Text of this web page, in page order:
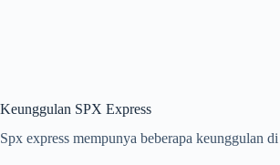
Keunggulan SPX Express
Spx express mempunya beberapa keunggulan